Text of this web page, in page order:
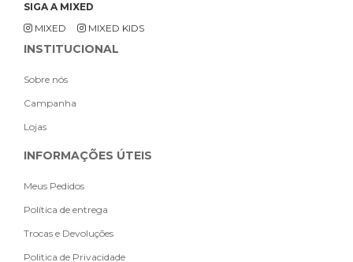
SIGA A MIXED
MIXED
MIXED KIDS
INSTITUCIONAL
Sobre nós
Campanha
Lojas
INFORMAÇÕES ÚTEIS
Meus Pedidos
Política de entrega
Trocas e Devoluções
Politica de Privacidade